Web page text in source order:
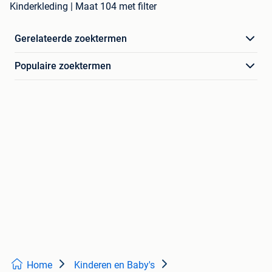
Kinderkleding | Maat 104 met filter
Gerelateerde zoektermen
Populaire zoektermen
Home Kinderen en Baby's